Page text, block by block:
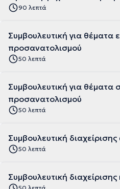
90 λεπτά
Συμβουλευτική για θέματα
προσανατολισμού
50 λεπτά
Συμβουλευτική για θέματα
προσανατολισμού
50 λεπτά
Συμβουλευτική
50 λεπτά
Συμβουλευτική